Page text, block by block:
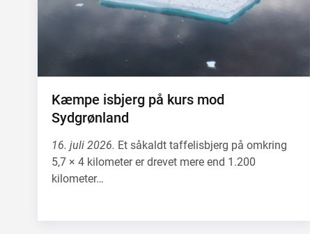
Kæmpe isbjerg på kurs mod
Sydgrønland
16. juli 2026. Et såkaldt taffelisbjerg på omkring
5,7 × 4 kilometer er drevet mere end 1.200
kilometer…